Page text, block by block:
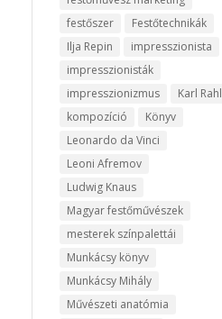
festőszer
Festőtechnikák
Ilja Repin
impresszionista
impresszionisták
impresszionizmus
Karl Rahl
kompozíció
Könyv
Leonardo da Vinci
Leoni Afremov
Ludwig Knaus
Magyar festőművészek
mesterek színpalettái
Munkácsy könyv
Munkácsy Mihály
Művészeti anatómia